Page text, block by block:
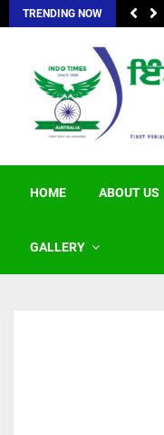
TRENDING NOW
HOME ABOUT US
GALLERY